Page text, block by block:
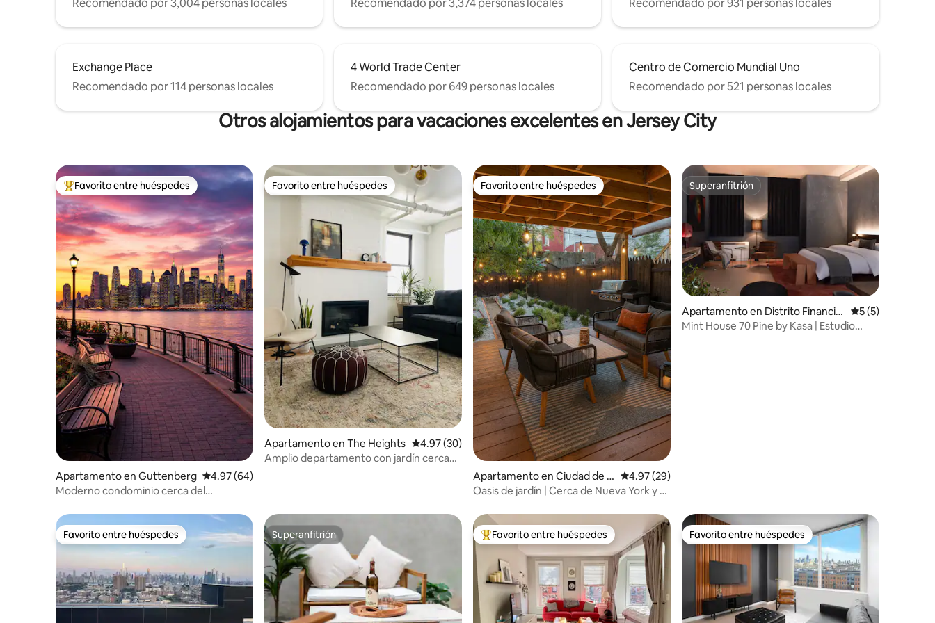
Recomendado por 3,004 personas locales
Recomendado por 3,374 personas locales
Recomendado por 931 personas locales
Exchange Place
Recomendado por 114 personas locales
4 World Trade Center
Recomendado por 649 personas locales
Centro de Comercio Mundial Uno
Recomendado por 521 personas locales
Otros alojamientos para vacaciones excelentes en Jersey City
Favorito entre huéspedes preferido
Favorito entre huéspedes
Apartamento en Guttenberg Calificación promedio: 4.97 de 5, 64 reseñas
4.97 (64)
Moderno condominio cerca del
estacionamiento
Favorito entre huéspedes
Favorito entre huéspedes
Apartamento en The Heights Calificación promedio: 4.97 de 5, 30 reseñas
4.97 (30)
Amplio departamento con jardín cerca
Favorito entre huéspedes
Favorito entre huéspedes
Apartamento en Ciudad de J
ersey
Calificación promedio: 4.97 de 5, 29 reseñas
4.97 (29)
Oasis de jardín | Cerca de Nueva York y el
Superanfitrión
Superanfitrión
Apartamento en Distrito Financie
ro
Calificación
5 (5)
Mint House 70 Pine by Kasa | Estudio
Favorito entre huéspedes
Favorito entre huéspedes Superanfitrión
Superanfitrión Favorito entre huéspedes preferido
Favorito entre huéspedes Favorito entre huéspedes
Favorito entre huéspedes